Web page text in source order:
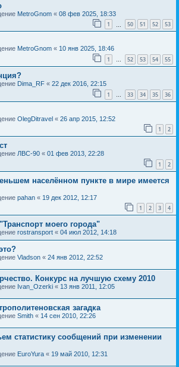
MetroGnom « 08 фев 2025, 18:33
1 50 51 52 53
MetroGnom « 10 янв 2025, 18:46
1 … 52 53 54 55
Dima_RF « 22 дек 2016, 22:15
1 … 33 34 35 36
OlegDitravel « 26 апр 2015, 12:52
1 2
ЛВС-90 « 01 фев 2013, 22:28
1 2
населённом пункте в мире имеется
pahan « 19 дек 2012, 12:17
1 2 3 4
моего города"
rostransport « 04 июл 2012, 14:18
Vladson « 24 янв 2012, 22:52
Конкурс на лучшую схему 2010
Ivan_Ozerki « 13 янв 2011, 12:05
загадка
Smith « 14 сен 2010, 22:26
статистику сообщений при изменении
EuroYura « 19 май 2010, 12:31